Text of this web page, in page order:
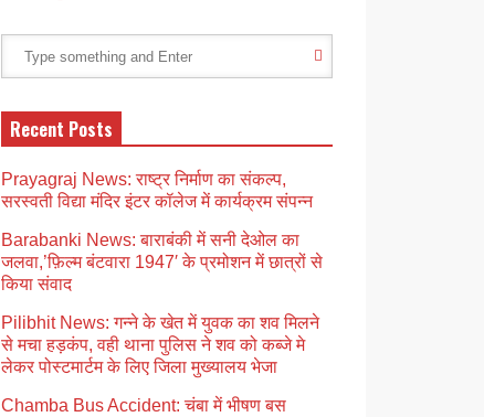
Recent Posts
Prayagraj News: राष्ट्र निर्माण का संकल्प,
सरस्वती विद्या मंदिर इंटर कॉलेज में कार्यक्रम संपन्न
Barabanki News: बाराबंकी में सनी देओल का
जलवा,’फ़िल्म बंटवारा 1947′ के प्रमोशन में छात्रों से
किया संवाद
Pilibhit News: गन्ने के खेत में युवक का शव मिलने
से मचा हड़कंप, वही थाना पुलिस ने शव को कब्जे मे
लेकर पोस्टमार्टम के लिए जिला मुख्यालय भेजा
Chamba Bus Accident: चंबा में भीषण बस